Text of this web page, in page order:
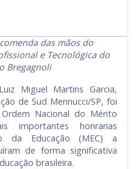
das mãos do
e Tecnológica do
Bregagnoli
Miguel Martins Garcia,
de Sud Mennucci/SP, foi
Nacional do Mérito
importantes honrarias
da Educação (MEC) a
de forma significativa
brasileira.